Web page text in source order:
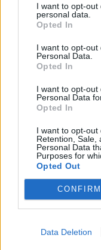
I want to opt-
personal data.
Opted In
I want to opt-out
Personal Data.
Opted In
I want to opt-
Personal Data
Opted In
I want to opt-out
Retention, Sale,
Personal Data
Purposes for
Opted Out
CONFIRM
Data Deletion
NOVINKY